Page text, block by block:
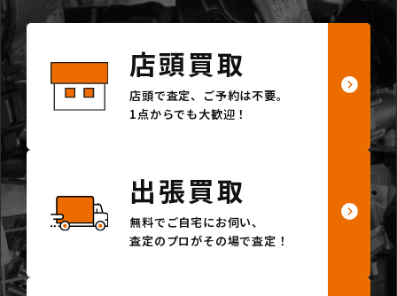
店頭買取
店頭で査定、ご予約は不要。
1点からでも大歓迎！
出張買取
無料でご自宅にお伺い、
査定のプロがその場で査定！